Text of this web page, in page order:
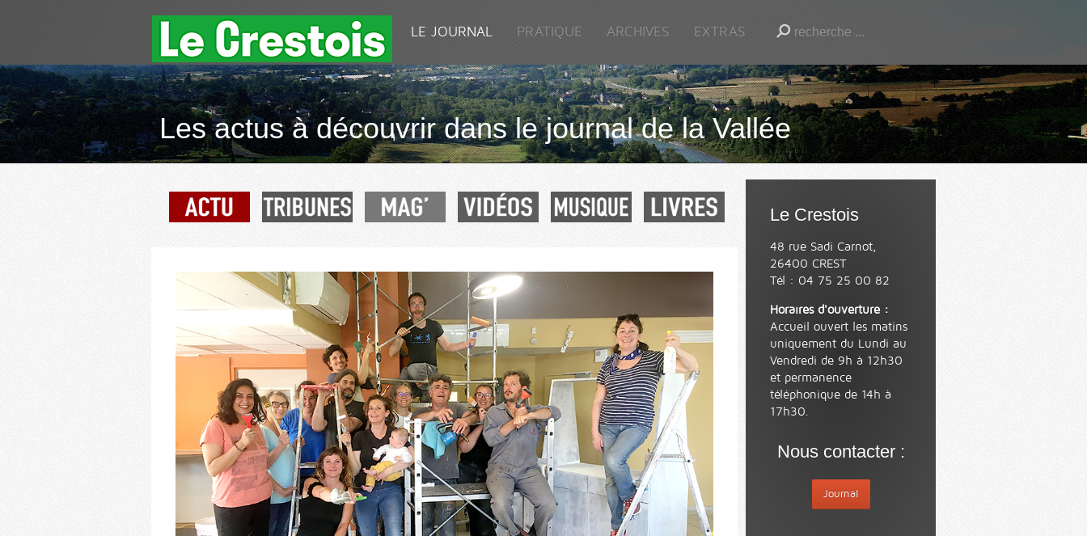
LE JOURNAL PRATIQUE ARCHIVES EXTRAS
Les actus à découvrir dans le journal de la Vallée
Le Crestois
48 rue Sadi Carnot,
26400 CREST
Tél : 04 75 25 00 82
Horaires d'ouverture :
Accueil ouvert les matins
uniquement du Lundi au
Vendredi de 9h à 12h30
et permanence
téléphonique de 14h à
17h30.
Nous contacter :
Journal